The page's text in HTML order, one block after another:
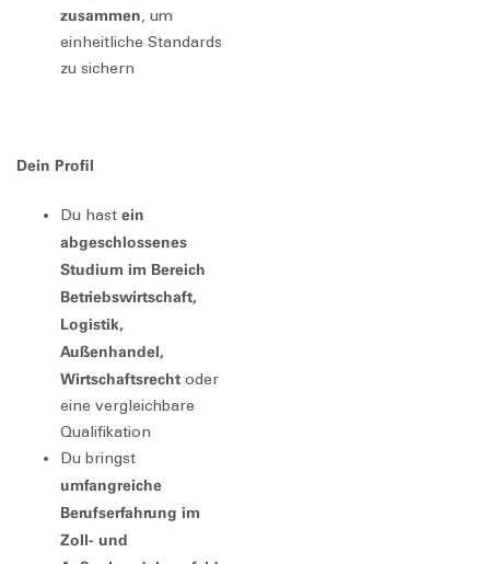
zusammen, um
einheitliche Standards
zu sichern
Dein Profil
Du hast ein
abgeschlossenes
Studium im Bereich
Betriebswirtschaft,
Logistik,
Außenhandel,
Wirtschaftsrecht oder
eine vergleichbare
Qualifikation
Du bringst
umfangreiche
Berufserfahrung im
Zoll- und